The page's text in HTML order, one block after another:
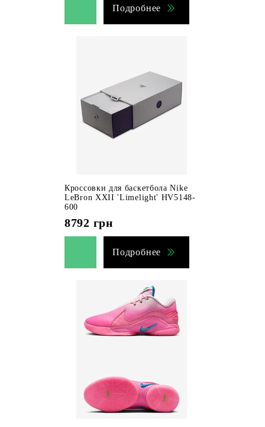
Подробнее
Кроссовки для баскетбола Nike
LeBron XXII 'Limelight' HV5148-
600
8792 грн
Подробнее